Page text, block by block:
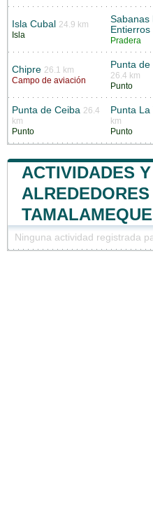
Isla Cubal 24.9 km
Isla
Sabanas
Entierros
Pradera
Chipre 26.1 km
Campo de aviación
Punta de
26.4 km
Punto
Punta de Ceiba 26.4
km
Punto
Punta La
km
Punto
ACTIVIDADES
ALREDEDORES
TAMALAMEQUE
Ninguna actividad registrada